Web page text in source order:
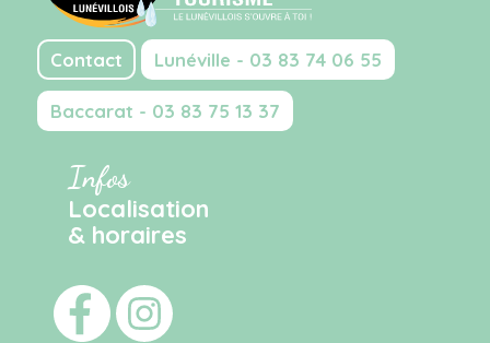
Contact Lunéville - 03 83 74 06 55
Baccarat - 03 83 75 13 37
Infos
Localisation
& horaires